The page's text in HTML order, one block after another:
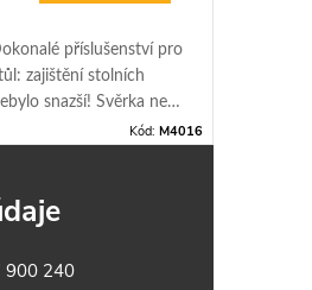
příslušenství pro
zajištění stolních
snazší! Svěrka není
Kód: M4016
900 240